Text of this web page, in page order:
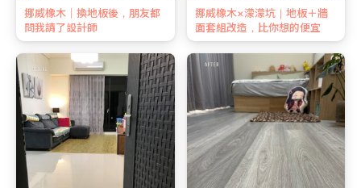
挪威橡木｜換地板後，朋友都
問我請了設計師
挪威橡木×濛濛坑｜地板＋牆
面套組改造，比你想的便宜